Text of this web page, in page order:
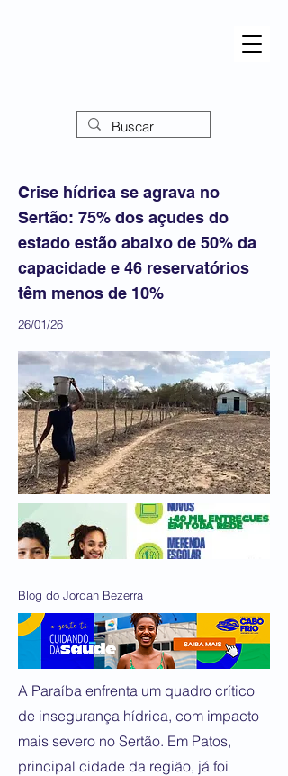
Crise hídrica se agrava no
Sertão: 75% dos açudes do
estado estão abaixo de 50% da
capacidade e 46 reservatórios
têm menos de 10%
26/01/26
Blog do Jordan Bezerra
A Paraíba enfrenta um quadro crítico
de insegurança hídrica, com impacto
mais severo no Sertão. Em Patos,
principal cidade da região, já foi